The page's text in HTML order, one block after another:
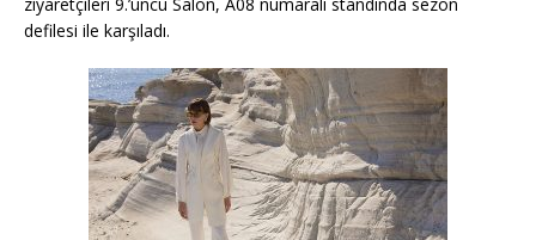
defilesi ile karşıladı.